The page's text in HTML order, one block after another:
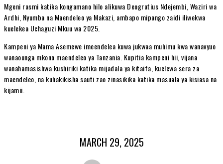
Mgeni rasmi katika kongamano hilo alikuwa Deogratius Ndejembi, Waziri wa
Ardhi, Nyumba na Maendeleo ya Makazi, ambapo mipango zaidi iliwekwa
kuelekea Uchaguzi Mkuu wa 2025.
Kampeni ya Mama Asemewe imeendelea kuwa jukwaa muhimu kwa wanavyuo
wanaounga mkono maendeleo ya Tanzania. Kupitia kampeni hii, vijana
wanahamasishwa kushiriki katika mijadala ya kitaifa, kuelewa sera za
maendeleo, na kuhakikisha sauti zao zinasikika katika masuala ya kisiasa na
kijamii.
MARCH 29, 2025